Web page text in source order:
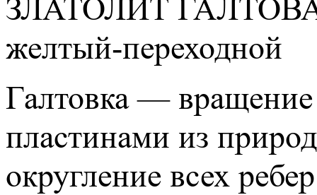
ЗЛАТОЛИТ
желтый-переходной
Галтовка —
пластинами из
округление всех